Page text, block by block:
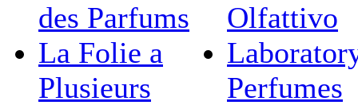
des Parfums
La Folie a
Plusieurs
Olfattivo
Perfumes